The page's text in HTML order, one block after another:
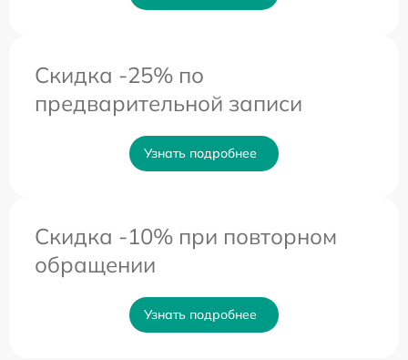
Скидка -25% по
предварительной записи
Узнать подробнее
Скидка -10% при повторном
обращении
Узнать подробнее